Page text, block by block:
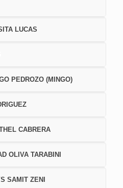
LUCAS
PEDROZO (MINGO)
CABRERA
OLIVA TARABINI
SAMIT ZENI